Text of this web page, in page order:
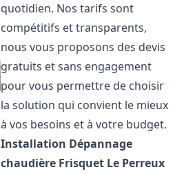
quotidien. Nos tarifs sont
compétitifs et transparents,
nous vous proposons des devis
gratuits et sans engagement
pour vous permettre de choisir
la solution qui convient le mieux
à vos besoins et à votre budget.
Installation Dépannage
chaudière Frisquet Le Perreux